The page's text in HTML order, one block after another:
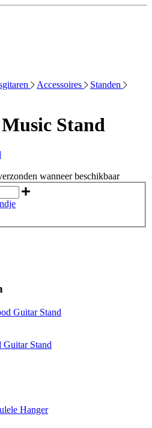
Accessoires
Standen
Stand
wanneer beschikbaar
Stand
Hanger